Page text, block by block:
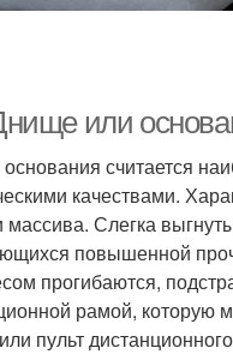
или
считается
качествами.
Слегка
повышенной
прогибаются,
рамой, которую
пульт